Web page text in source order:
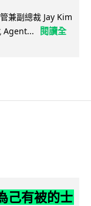
兼副總裁 Jay Kim
Agent...
閱讀全
己有被的士